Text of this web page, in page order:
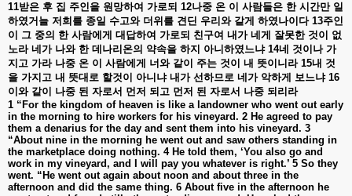
11받은 후 집 주인을 원망하여 가로되 12나중 온 이 사람들은 한 시간만 일
하였거늘 저희를 종일 수고와 더위를 견딘 우리와 같게 하였나이다13주인
이
그 중의 한 사람에게 대답하여 가로되 친구여 내가 네게 잘못한 것이
없
노라 네가 나와 한 데나리온의 약속을 하지 아니하였느냐14네 것이나 가
지고 가라 나중 온 이 사람에게 너와 같이 주는 것이 내 뜻이니라15내 것
을 가지고 내 뜻대로 할것이 아니냐 내가 선하므로 네가 악하게 보느냐16
이와 같이 나중 된 자로서 먼저 되고 먼저 된 자로서 나중 되리라
1 “For the kingdom of heaven is like a landowner who went out early
in the morning to hire workers for his vineyard. 2 He agreed to pay
them a denarius for the day and sent them into his vineyard. 3
“About nine in the morning he went out and saw others standing in
the marketplace doing nothing. 4 He told them, ‘You also go and
work in my vineyard, and I will pay you whatever is right.’ 5 So they
went. “He went out again about noon and about three in the
afternoon and did the same thing. 6 About five in the afternoon he